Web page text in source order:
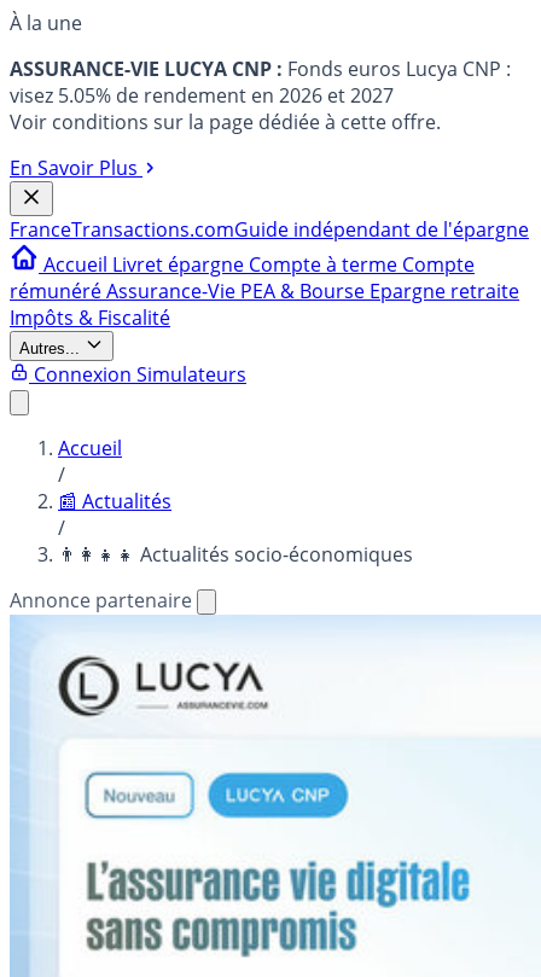
À la une
ASSURANCE-VIE LUCYA CNP : Fonds euros Lucya CNP :
visez 5.05% de rendement en 2026 et 2027
Voir conditions sur la page dédiée à cette offre.
En Savoir Plus
FranceTransactions.comGuide indépendant de l'épargne
Accueil Livret épargne Compte à terme Compte
rémunéréAssurance-Vie PEA & Bourse Epargne retraite
Impôts & Fiscalité
Autres...
Connexion Simulateurs
Accueil
/
📰 Actualités
/
👨‍👩‍👧‍👧 Actualités socio-économiques
Annonce partenaire